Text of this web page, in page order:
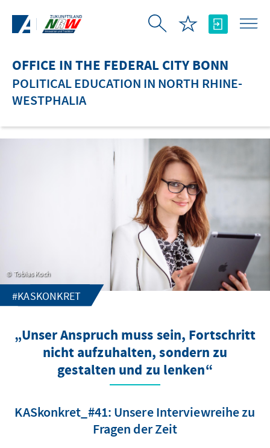
OFFICE IN THE FEDERAL CITY BONN
POLITICAL EDUCATION IN NORTH RHINE-
WESTPHALIA
Tobias Koch
#KASKONKRET
„Unser Anspruch muss sein, Fortschritt
nicht aufzuhalten, sondern zu
gestalten und zu lenken“
KASkonkret_#41: Unsere Interviewreihe zu
Fragen der Zeit